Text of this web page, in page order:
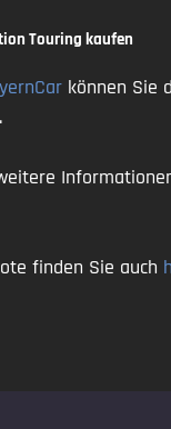
Touring kaufen
können Sie
finden Sie auch